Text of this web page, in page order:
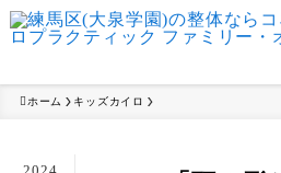
ホーム キッズカイロ